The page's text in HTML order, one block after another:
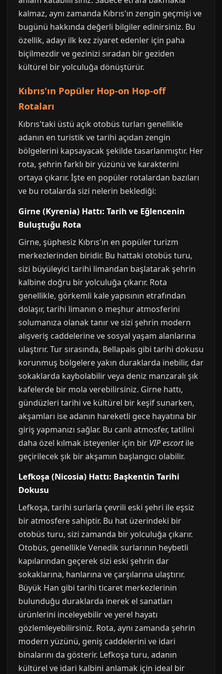
kalmaz, aynı zamanda Kıbrıs'ın zengin geçmişi ve
bugünü hakkında değerli bilgiler edinirsiniz. Bu
özellik, adayı ilk kez ziyaret edenler için paha
biçilmezdir ve gezinizi sıradan bir geziden
kültürel bir yolculuğa dönüştürür.
Kıbrıs'ın Popüler Hop-on Hop-off
Rotaları
Kıbrıs'taki üstü açık otobüs turları genellikle
adanın en turistik ve tarihi açıdan zengin
bölgelerini kapsayacak şekilde tasarlanmıştır. Her
rota, şehrin farklı bir yüzünü ve karakterini
ortaya çıkarır. İşte en popüler rotalardan bazıları
ve bu rotalarda sizi nelerin beklediği:
Girne (Kyrenia) Hattı: Tarih ve Eğlencenin
Buluştuğu Rota
Girne, şüphesiz Kıbrıs'ın en popüler turizm
merkezlerinden biridir. Bu hattaki otobüs turu,
sizi büyüleyici tarihi limandan başlatarak şehrin
kalbine doğru bir yolculuğa çıkarır. Rota
genellikle, görkemli kale yapısının etrafından
dolaşır, tarihi limanın o meşhur atmosferini
solumanıza olanak tanır ve sizi şehrin modern
alışveriş caddelerine ve sosyal yaşam alanlarına
ulaştırır. Tur sırasında, Bellapais gibi tarihi dokusu
korunmuş bölgelere yakın duraklarda inebilir, dar
sokaklarda kaybolabilir veya deniz manzaralı şık
kafelerde bir mola verebilirsiniz. Girne hattı,
gündüzleri tarihi ve kültürel bir keşif sunarken,
akşamları ise adanın hareketli gece hayatına bir
giriş yapmanızı sağlar. Bu canlı atmosfer, tatilini
daha özel kılmak isteyenler için bir VIP escortile
geçirilecek şık bir akşamın başlangıcı olabilir.
Lefkoşa (Nicosia) Hattı: Başkentin Tarihi
Dokusu
Lefkoşa, tarihi surlarla çevrili eski şehri ile eşsiz
bir atmosfere sahiptir. Bu hat üzerindeki bir
otobüs turu, sizi zamanda bir yolculuğa çıkarır.
Otobüs, genellikle Venedik surlarının heybetli
kapılarından geçerek sizi eski şehrin dar
sokaklarına, hanlarına ve çarşılarına ulaştırır.
Büyük Han gibi tarihi ticaret merkezlerinin
bulunduğu duraklarda inerek el sanatları
ürünlerini inceleyebilir ve yerel hayatı
gözlemleyebilirsiniz. Rota, aynı zamanda şehrin
modern yüzünü, geniş caddelerini ve idari
binalarını da gösterir. Lefkoşa turu, adanın
kültürel ve idari kalbini anlamak için ideal bir